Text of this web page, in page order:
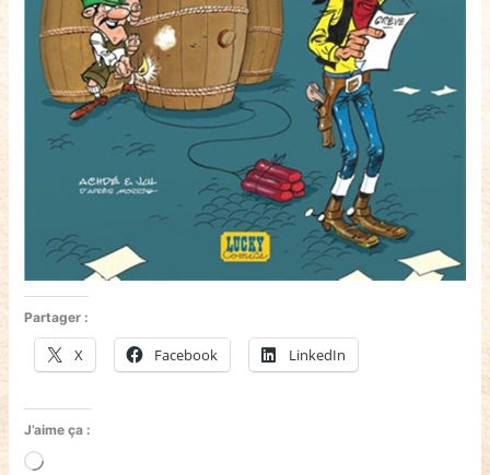
Partager :
X Facebook LinkedIn
J’aime ça :
Chargement…